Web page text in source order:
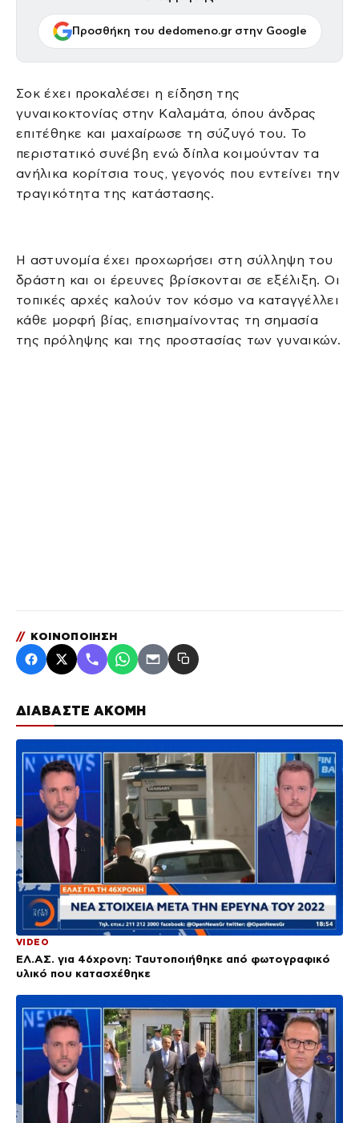
ΔΙΑΒΑΣΤΕ ΑΚΟΜΗ
VIDEO
ΕΛ.ΑΣ. για 46χρονη: Ταυτοποιήθηκε από φωτογραφικό
υλικό που κατασχέθηκε
Προσθήκη του dedomeno.gr στην Google
Σοκ έχει προκαλέσει η είδηση της
γυναικοκτονίας στην Καλαμάτα, όπου άνδρας
επιτέθηκε και μαχαίρωσε τη σύζυγό του. Το
περιστατικό συνέβη ενώ δίπλα κοιμούνταν τα
ανήλικα κορίτσια τους, γεγονός που εντείνει την
τραγικότητα της κατάστασης.
Η αστυνομία έχει προχωρήσει στη σύλληψη του
δράστη και οι έρευνες βρίσκονται σε εξέλιξη. Οι
τοπικές αρχές καλούν τον κόσμο να καταγγέλλει
κάθε μορφή βίας, επισημαίνοντας τη σημασία
της πρόληψης και της προστασίας των γυναικών.
// ΚΟΙΝΟΠΟΙΗΣΗ